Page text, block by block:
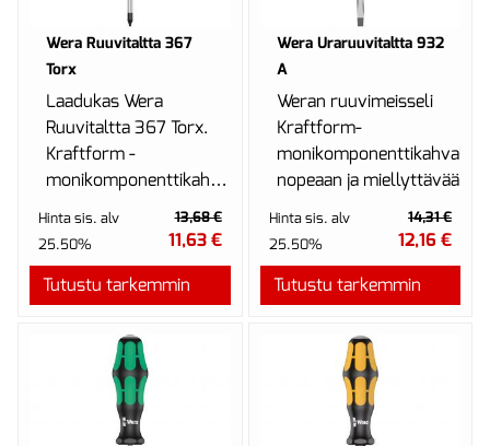
Wera Ruuvitaltta 367
Torx
Laadukas Wera
Ruuvitaltta 367 Torx.
Kraftform -
monikomponenttikahva
nopeaan ja
Black ...
Hinta sis. alv
25.50%
13,68 €
11,63 €
Tutustu tarkemmin
Wera Uraruuvitaltta 932
A
Weran ruuvimeisseli
Kraftform-
monikomponenttikahvalla
nopeaan ja miellyttävään
ruuvaamiseen,
talttaamiseen ja tiukasti
Hinta sis. alv
25.50%
14,31 €
12,16 €
Tutustu tarkemmin